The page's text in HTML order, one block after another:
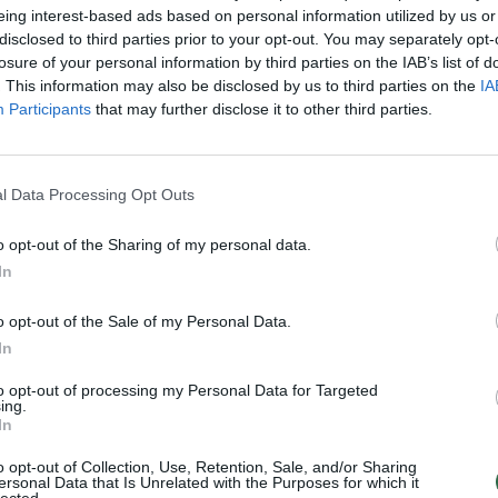
interest-based ads based on personal information utilized by us
to third parties prior to your opt-out. You may separately
of your personal information by third parties on the IAB’s list of
This information may also be disclosed by us to third parties on the
Participants that may further disclose it to other third parties.
Data Processing Opt Outs
opt-out of the Sharing of my personal data.
opt-out of the Sale of my Personal Data.
opt-out of processing my Personal Data for Targeted
opt-out of Collection, Use, Retention, Sale, and/or Sharing
Data that Is Unrelated with the Purposes for which it
Visi įrašai
diskusija: Rusija – Europos šeimos narė?
Laidos Lietuva tiesiogiai
Kuprines pasvėrę specialistai įspėja apie